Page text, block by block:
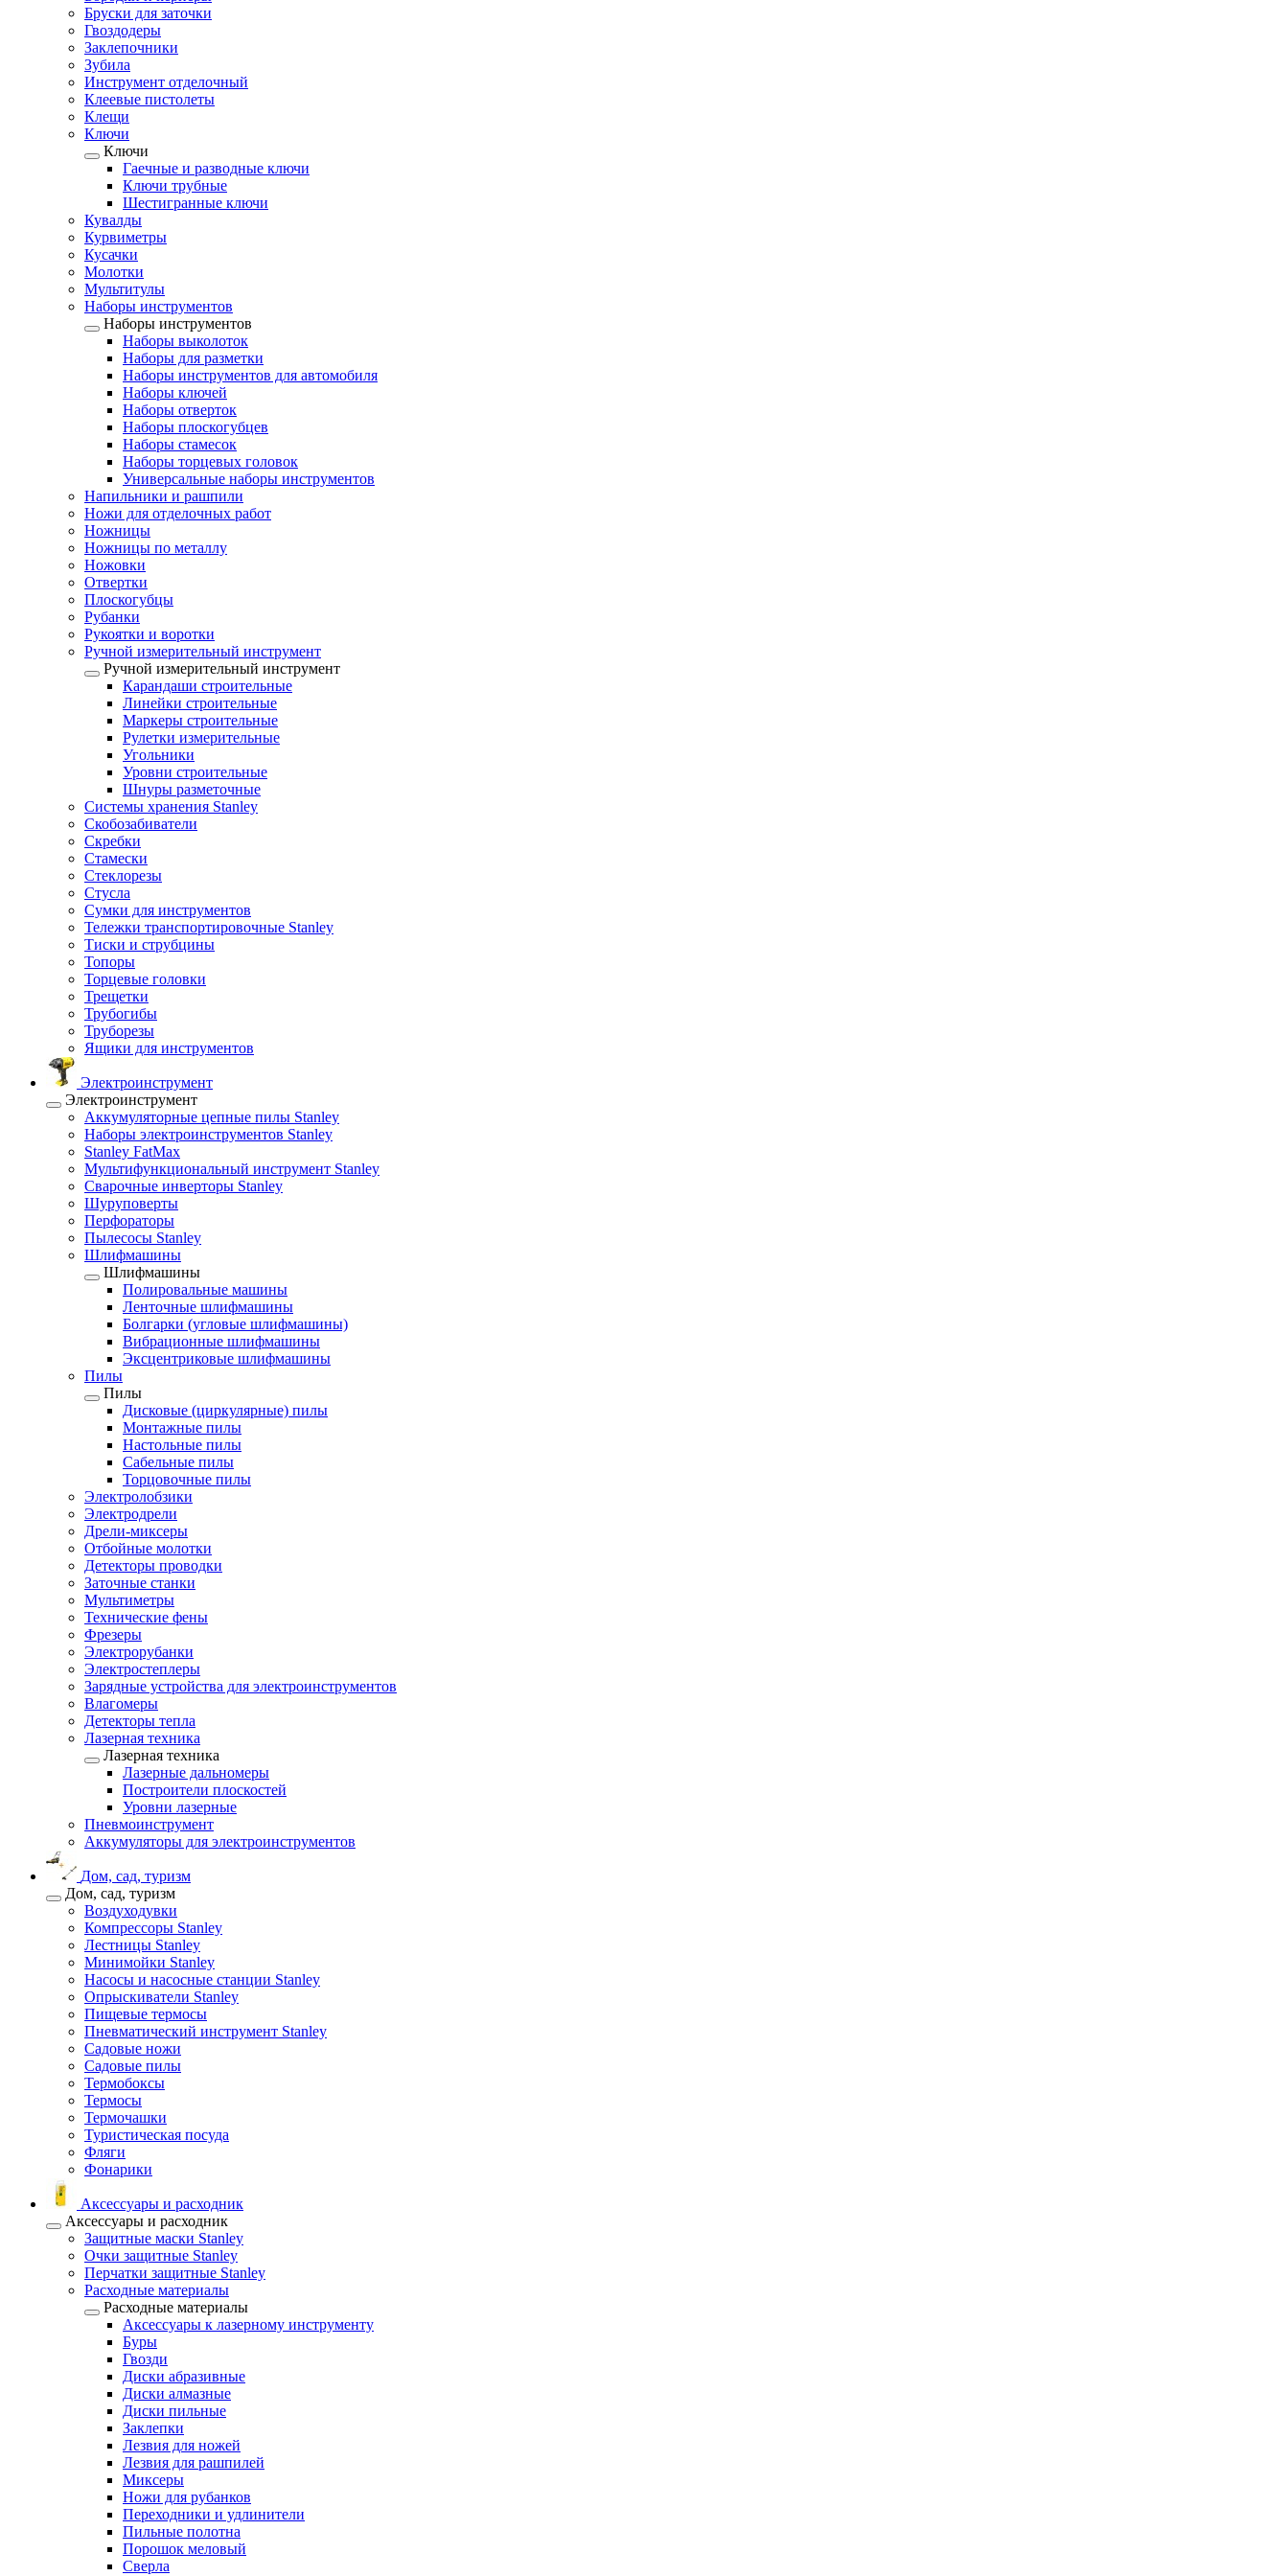
Бруски для заточки
Гвоздодеры
Заклепочники
Зубила
Инструмент отделочный
Клеевые пистолеты
Клещи
Ключи
Ключи
Гаечные и разводные ключи
Ключи трубные
Шестигранные ключи
Кувалды
Курвиметры
Кусачки
Молотки
Мультитулы
Наборы инструментов
Наборы инструментов
Наборы выколоток
Наборы для разметки
Наборы инструментов для автомобиля
Наборы ключей
Наборы отверток
Наборы плоскогубцев
Наборы стамесок
Наборы торцевых головок
Универсальные наборы инструментов
Напильники и рашпили
Ножи для отделочных работ
Ножницы
Ножницы по металлу
Ножовки
Отвертки
Плоскогубцы
Рубанки
Рукоятки и воротки
Ручной измерительный инструмент
Ручной измерительный инструмент
Карандаши строительные
Линейки строительные
Маркеры строительные
Рулетки измерительные
Угольники
Уровни строительные
Шнуры разметочные
Системы хранения Stanley
Скобозабиватели
Скребки
Стамески
Стеклорезы
Стусла
Сумки для инструментов
Тележки транспортировочные Stanley
Тиски и струбцины
Топоры
Торцевые головки
Трещетки
Трубогибы
Труборезы
Ящики для инструментов
Электроинструмент
Электроинструмент
Аккумуляторные цепные пилы Stanley
Наборы электроинструментов Stanley
Stanley FatMax
Мультифункциональный инструмент Stanley
Сварочные инверторы Stanley
Шуруповерты
Перфораторы
Пылесосы Stanley
Шлифмашины
Шлифмашины
Полировальные машины
Ленточные шлифмашины
Болгарки (угловые шлифмашины)
Вибрационные шлифмашины
Эксцентриковые шлифмашины
Пилы
Пилы
Дисковые (циркулярные) пилы
Монтажные пилы
Настольные пилы
Сабельные пилы
Торцовочные пилы
Электролобзики
Электродрели
Дрели-миксеры
Отбойные молотки
Детекторы проводки
Заточные станки
Мультиметры
Технические фены
Фрезеры
Электрорубанки
Электростеплеры
Зарядные устройства для электроинструментов
Влагомеры
Детекторы тепла
Лазерная техника
Лазерная техника
Лазерные дальномеры
Построители плоскостей
Уровни лазерные
Пневмоинструмент
Аккумуляторы для электроинструментов
Дом, сад, туризм
Дом, сад, туризм
Воздуходувки
Компрессоры Stanley
Лестницы Stanley
Минимойки Stanley
Насосы и насосные станции Stanley
Опрыскиватели Stanley
Пищевые термосы
Пневматический инструмент Stanley
Садовые ножи
Садовые пилы
Термобоксы
Термосы
Термочашки
Туристическая посуда
Фляги
Фонарики
Аксессуары и расходник
Аксессуары и расходник
Защитные маски Stanley
Очки защитные Stanley
Перчатки защитные Stanley
Расходные материалы
Расходные материалы
Аксессуары к лазерному инструменту
Буры
Гвозди
Диски абразивные
Диски алмазные
Диски пильные
Заклепки
Лезвия для ножей
Лезвия для рашпилей
Миксеры
Ножи для рубанков
Переходники и удлинители
Пильные полотна
Порошок меловый
Сверла